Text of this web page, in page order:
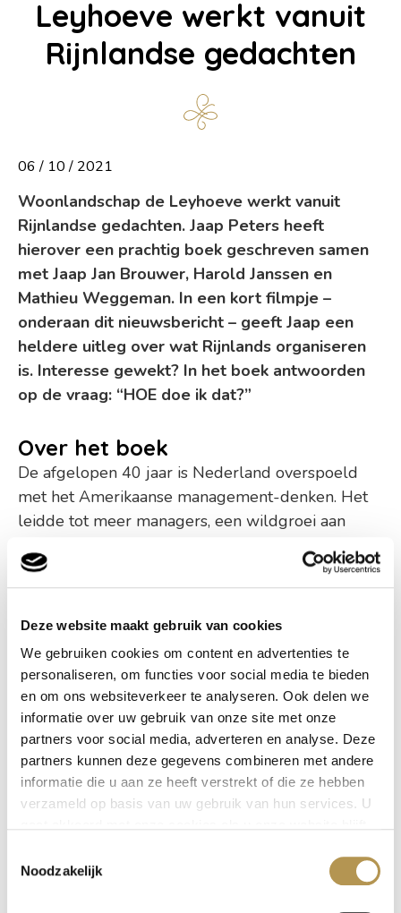
Deze website maakt gebruik van cookies
We gebruiken cookies om content en advertenties te
personaliseren, om functies voor social media te bieden
en om ons websiteverkeer te analyseren. Ook delen we
informatie over uw gebruik van onze site met onze
partners voor social media, adverteren en analyse. Deze
partners kunnen deze gegevens combineren met andere
informatie die u aan ze heeft verstrekt of die ze hebben
verzameld op basis van uw gebruik van hun services. U
Noodzakelijk
Leyhoeve werkt vanuit
Rijnlandse gedachten
06 / 10 / 2021
Woonlandschap de Leyhoeve werkt vanuit
Rijnlandse gedachten. Jaap Peters heeft
hierover een prachtig boek geschreven samen
met Jaap Jan Brouwer, Harold Janssen en
Mathieu Weggeman. In een kort filmpje –
onderaan dit nieuwsbericht – geeft Jaap een
heldere uitleg over wat Rijnlands organiseren
is. Interesse gewekt? In het boek antwoorden
op de vraag: “HOE doe ik dat?”
Over het boek
De afgelopen 40 jaar is Nederland overspoeld
met het Amerikaanse management-denken. Het
leidde tot meer managers, een wildgroei aan
stafdiensten en abstracte bestuursstructuren die
losgezongen waren van de praktijk. Na de
kredietcrisis ontstond er een tegen beweging,
waarin aandeelhouderswaarde plaatsmaakt voor
Rijnlands organiseren beschrijft het Rijnland
Model waarin medewerkers niet de ‘human
resources’ zijn in handen van managers. De
organisatie ligt juist in handen van de vakmensen
die zelfstandig beslissingen nemen en dankzij hun
werkzaamheden ‘in de voorste linie’ bepalend zijn
oefenen en leren, spelen in Rijnlandse
organisaties een belangrijke rol.